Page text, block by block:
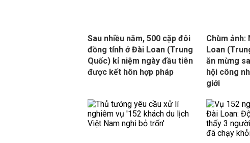
Sau nhiều năm, 500 cặp đôi
đồng tính ở Đài Loan (Trung
Quốc) kỉ niệm ngày đầu tiên
được kết hôn hợp pháp
Chùm ảnh:
Loan
ăn mừng
hội công
giới